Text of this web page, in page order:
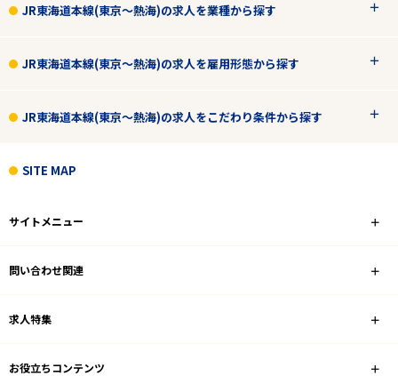
JR東海道本線(東京～熱海)の求人を業種から探す
JR東海道本線(東京～熱海)の求人を雇用形態から探す
JR東海道本線(東京～熱海)の求人をこだわり条件から探す
SITE MAP
サイトメニュー
問い合わせ関連
求人特集
お役立ちコンテンツ